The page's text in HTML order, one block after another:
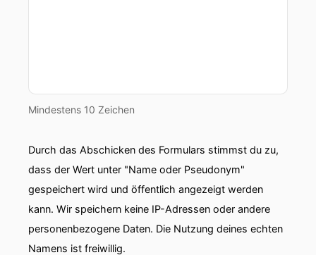
Mindestens 10 Zeichen
Durch das Abschicken des Formulars stimmst du zu,
dass der Wert unter "Name oder Pseudonym"
gespeichert wird und öffentlich angezeigt werden
kann. Wir speichern keine IP-Adressen oder andere
personenbezogene Daten. Die Nutzung deines echten
Namens ist freiwillig.